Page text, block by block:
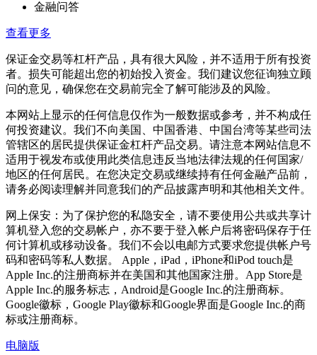
金融问答
查看更多
保证金交易等杠杆产品，具有很大风险，并不适用于所有投资
者。损失可能超出您的初始投入资金。我们建议您征询独立顾
问的意见，确保您在交易前完全了解可能涉及的风险。
本网站上显示的任何信息仅作为一般数据或参考，并不构成任
何投资建议。我们不向美国、中国香港、中国台湾等某些司法
管辖区的居民提供保证金杠杆产品交易。请注意本网站信息不
适用于视发布或使用此类信息违反当地法律法规的任何国家/
地区的任何居民。在您决定交易或继续持有任何金融产品前，
请务必阅读理解并同意我们的产品披露声明和其他相关文件。
网上保安：为了保护您的私隐安全，请不要使用公共或共享计
算机登入您的交易帐户，亦不要于登入帐户后将密码保存于任
何计算机或移动设备。我们不会以电邮方式要求您提供帐户号
码和密码等私人数据。 Apple，iPad，iPhone和iPod touch是
Apple Inc.的注册商标并在美国和其他国家注册。App Store是
Apple Inc.的服务标志，Android是Google Inc.的注册商标。
Google徽标，Google Play徽标和Google界面是Google Inc.的商
标或注册商标。
电脑版